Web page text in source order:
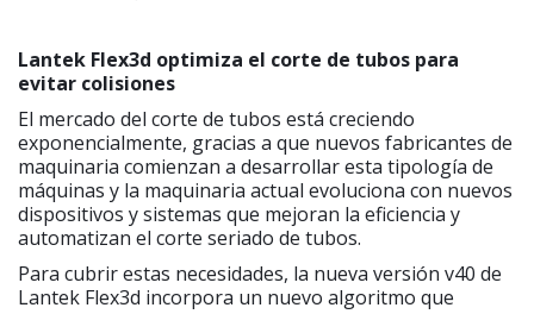
Lantek Flex3d optimiza el corte de tubos para
evitar colisiones
El mercado del corte de tubos está creciendo
exponencialmente, gracias a que nuevos fabricantes de
maquinaria comienzan a desarrollar esta tipología de
máquinas y la maquinaria actual evoluciona con nuevos
dispositivos y sistemas que mejoran la eficiencia y
automatizan el corte seriado de tubos.
Para cubrir estas necesidades, la nueva versión v40 de
Lantek Flex3d incorpora un nuevo algoritmo que